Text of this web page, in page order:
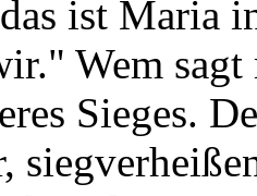
ist Maria
Wem
Sieges.